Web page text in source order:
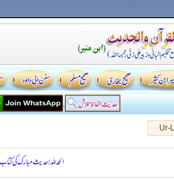
Ur-
الحمدللہ! حدیث مبارک کی